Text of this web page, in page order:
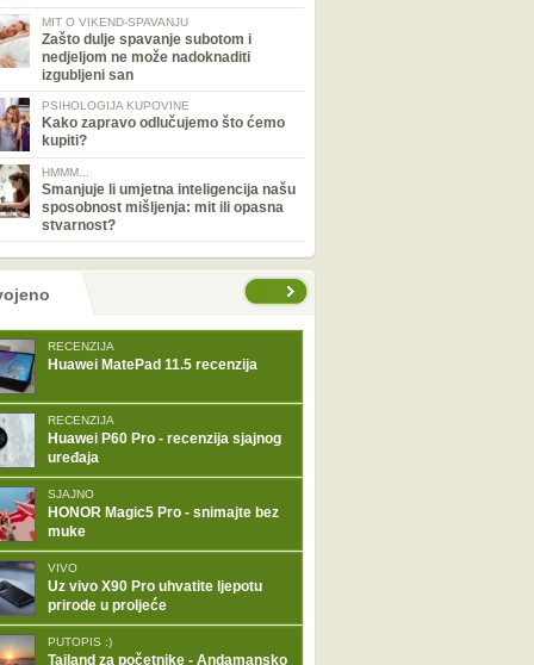
MIT O VIKEND-SPAVANJU
Zašto dulje spavanje subotom i
nedjeljom ne može nadoknaditi
izgubljeni san
PSIHOLOGIJA KUPOVINE
Kako zapravo odlučujemo što ćemo
kupiti?
HMMM...
Smanjuje li umjetna inteligencija našu
sposobnost mišljenja: mit ili opasna
stvarnost?
RECENZIJA
Huawei MatePad 11.5 recenzija
RECENZIJA
Huawei P60 Pro - recenzija sjajnog
uređaja
SJAJNO
HONOR Magic5 Pro - snimajte bez
muke
VIVO
Uz vivo X90 Pro uhvatite ljepotu
prirode u proljeće
PUTOPIS :)
Tajland za početnike - Andamansko